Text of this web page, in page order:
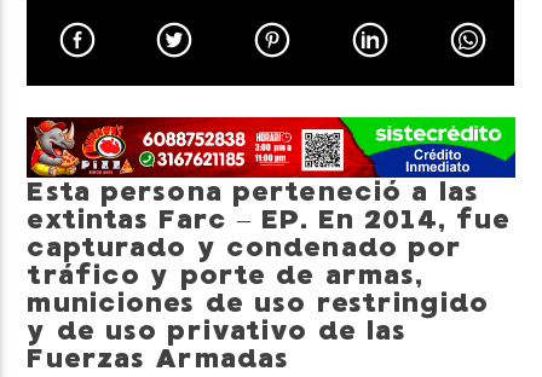
Neiva Estereo
Esta persona perteneció a las
extintas Farc – EP. En 2014, fue
capturado y condenado por
tráfico y porte de armas,
municiones de uso restringido
y de uso privativo de las
Fuerzas Armadas